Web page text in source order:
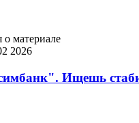
материале
2026
Ищешь